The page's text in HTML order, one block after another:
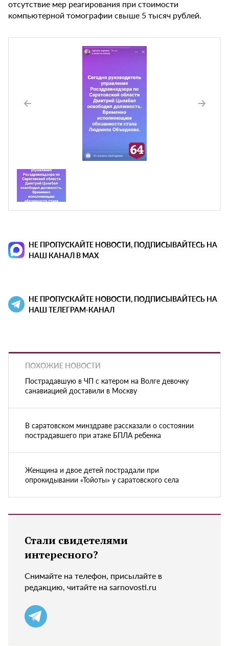
отсутствие мер реагирования при стоимости
компьютерной томографии свыше 5 тысяч рублей.
НЕ ПРОПУСКАЙТЕ НОВОСТИ, ПОДПИСЫВАЙТЕСЬ НА
НАШ КАНАЛ В MAX
НЕ ПРОПУСКАЙТЕ НОВОСТИ, ПОДПИСЫВАЙТЕСЬ НА
НАШ ТЕЛЕГРАМ-КАНАЛ
ПОХОЖИЕ НОВОСТИ
Пострадавшую в ЧП с катером на Волге девочку
санавиацией доставили в Москву
В саратовском минздраве рассказали о состоянии
пострадавшего при атаке БПЛА ребенка
Женщина и двое детей пострадали при
опрокидывании «Тойоты» у саратовского села
Стали свидетелями
интересного?
Снимайте на телефон, присылайте в
редакцию, читайте на sarnovosti.ru